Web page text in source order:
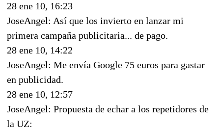
28 ene 10, 16:23
JoseAngel: Así que los invierto en lanzar mi
primera campaña publicitaria... de pago.
28 ene 10, 14:22
JoseAngel: Me envía Google 75 euros para gastar
en publicidad.
28 ene 10, 12:57
JoseAngel: Propuesta de echar a los repetidores de
la UZ: